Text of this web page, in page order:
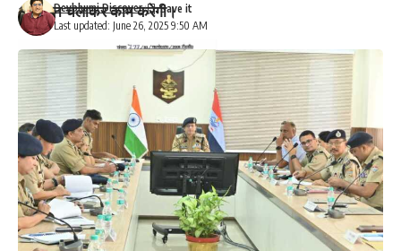
अभियान चलाकर काम करेगी।
Last updated: June 26, 2025 9:50 AM
Devbhumi Discover